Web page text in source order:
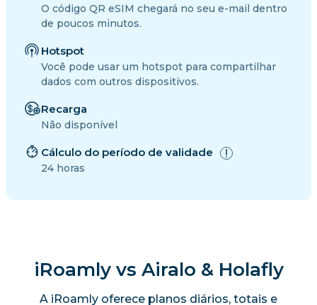
O código QR eSIM chegará no seu e-mail dentro
de poucos minutos.
Hotspot
Você pode usar um hotspot para compartilhar
dados com outros dispositivos.
Recarga
Não disponível
Cálculo do período de validade
24 horas
iRoamly vs Airalo & Holafly
A iRoamly oferece planos diários, totais e